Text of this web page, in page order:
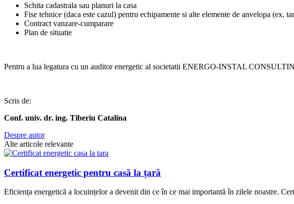
Schita cadastrala sau planuri la casa
Fise tehnice (daca este cazul) pentru echipamente si alte elemente de anvelopa (ex.
Contract vanzare-cumparare
Plan de situatie
Pentru a lua legatura cu un auditor energetic al societatii ENERGO-INSTAL
Scris de:
Conf. univ. dr. ing. Tiberiu Catalina
Despre autor
Alte articole relevante
Certificat energetic pentru casă la țară
Eficiența energetică a locuințelor a devenit din ce în ce mai importantă în zilele noastre.